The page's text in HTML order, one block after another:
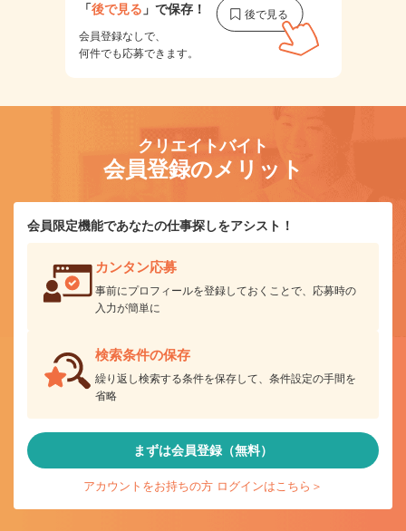
「後で見る 」で保存！
会員登録なしで、
何件でも応募できます。
クリエイトバイト
会員登録のメリット
会員限定機能であなたの仕事探しをアシスト！
カンタン応募
事前にプロフィールを登録しておくことで、応募時の
入力が簡単に
検索条件の保存
繰り返し検索する条件を保存して、条件設定の手間を
省略
まずは会員登録（無料）
アカウントをお持ちの方 ログインはこちら＞